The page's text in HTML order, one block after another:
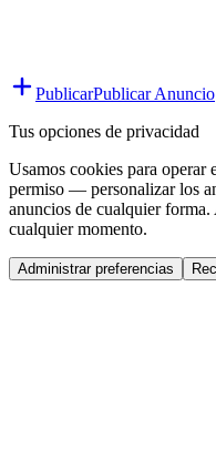
PublicarPublicar Anuncio
Tus opciones de privacidad
Usamos cookies para
permiso — personalizar los
anuncios de cualquier
cualquier momento.
Administrar preferencias